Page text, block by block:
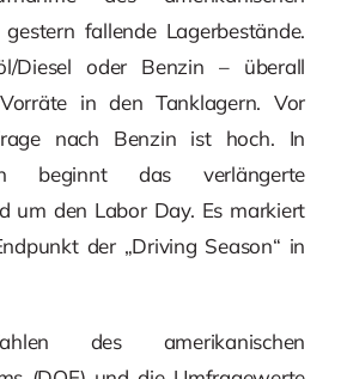
fallende Lagerbestände.
Diesel oder Benzin – überall
in den Tanklagern. Vor
nach Benzin ist hoch. In
beginnt das verlängerte
um den Labor Day. Es markiert
der „Driving Season“ in
des amerikanischen